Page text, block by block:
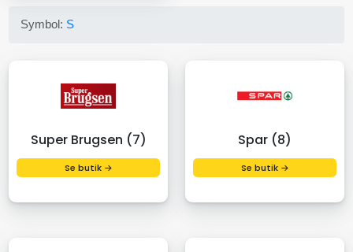
Symbol: S
Super Brugsen (7)
Se butik →
Spar (8)
Se butik →